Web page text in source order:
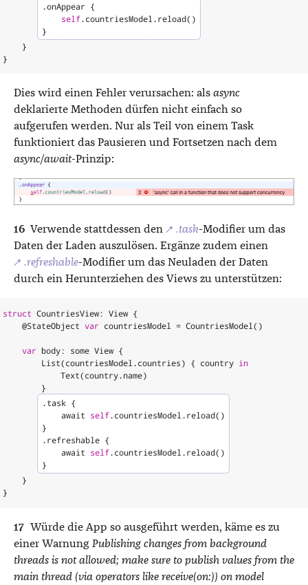
.onAppear {
self.countriesModel .reload()
}
}
}
Dies wird einen Fehler verursachen: als async
deklarierte Methoden dürfen nicht einfach so
aufgerufen werden. Nur als Teil von einem Task
funktioniert das Pausieren und Fortsetzen nach dem
async/await-Prinzip:
Verwende stattdessen den ↗ .task-Modifier um das
Daten der Laden auszulösen. Ergänze zudem einen
↗ .refreshable-Modifier um das Neuladen der Daten
durch ein Herunterziehen des Views zu unterstützen:
struct CountriesView: View {
@StateObject var countriesModel = CountriesModel()
var body: some View {
List(countriesModel.countries) { country in
Text(country.name)
}
.task {
await self.countriesModel.reload()
}
.refreshable {
await self.countriesModel.reload()
}
}
}
Würde die App so ausgeführt werden, käme es zu
einer Warnung Publishing changes from background
threads is not allowed; make sure to publish values from the
main thread (via operators like receive(on:)) on model